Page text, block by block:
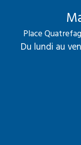
Place
Du lundi au